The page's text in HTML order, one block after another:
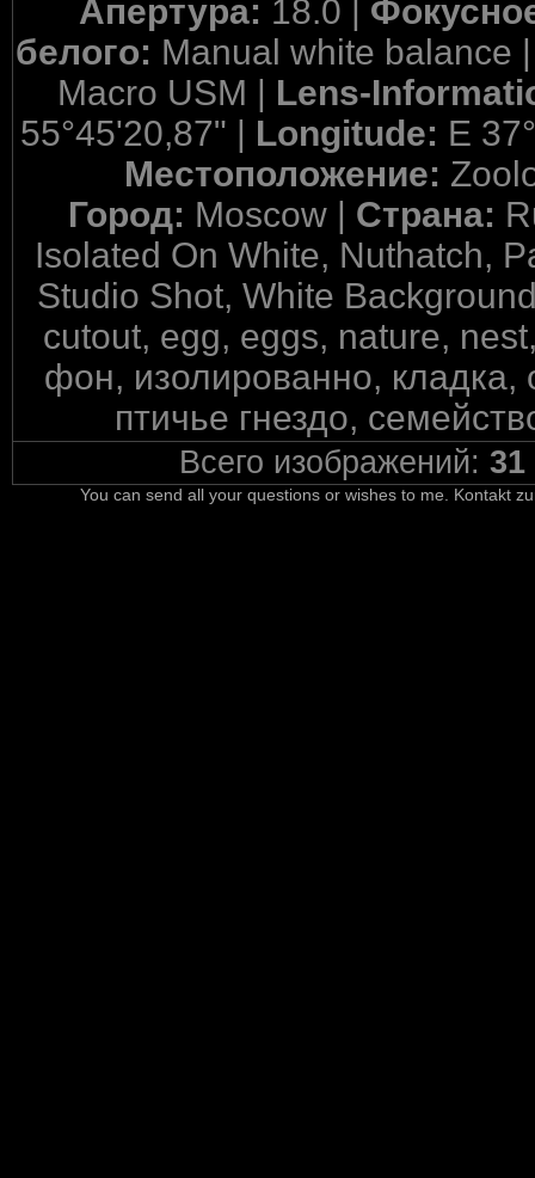
Апертура: 18.0 |
белого: Manual white balance
Macro USM | Lens-
55°45'20,87" | Longitude: E
Местоположение:
Город: Moscow | Страна:
Isolated On White, Nuthatch,
Studio Shot, White
cutout, egg, eggs, nature,
фон, изолированно, кладка,
птичье гнездо,
Всего изображений: 31
You can send all your questions or wishes to me. Kontakt